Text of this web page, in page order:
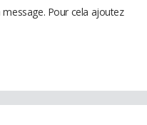
Pour cela ajoutez